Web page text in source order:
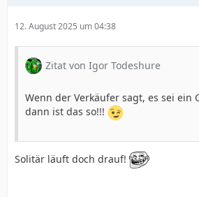
12. August 2025 um 04:38
Zitat von Igor Todeshure
Wenn der Verkäufer sagt, es sei ein
dann ist das so!!!
Solitär läuft doch drauf!